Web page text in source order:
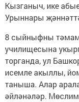
Кызганыч, ике
Урыннары
8 сыйныфны
училищесына
торганда, ул
исемле акыллы,
таныша. Алар
әйләнәләр.